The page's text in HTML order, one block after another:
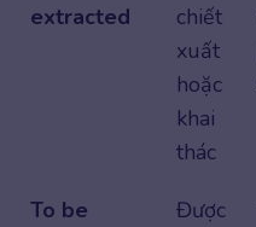
extracted
chiết
xuất
hoặc
khai
thác
To be
Được